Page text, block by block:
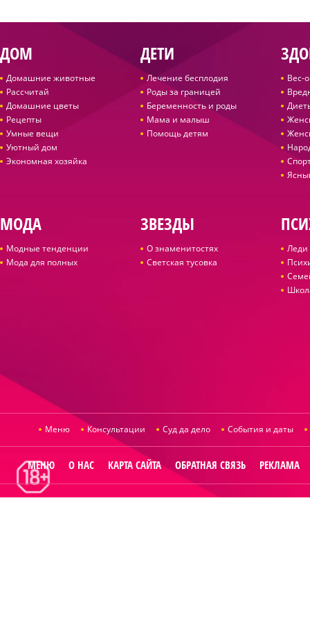
ДОМ
Домашние животные
Рассчитай
Домашние цветы
Рецепты
Умные вещи
Уютный дом
Экономная хозяйка
ДЕТИ
Лечение бесплодия
Роды за границей
Беременность и роды
Мама и малыш
Помощь детям
Вес-
МОДА
Модные тенденции
Мода для полных
ЗВЕЗДЫ
О знаменитостях
Светская тусовка
Леди
Меню Консультации Суд да дело События и даты
МЕНЮ О НАС КАРТА САЙТА ОБРАТНАЯ СВЯЗЬ РЕКЛАМА